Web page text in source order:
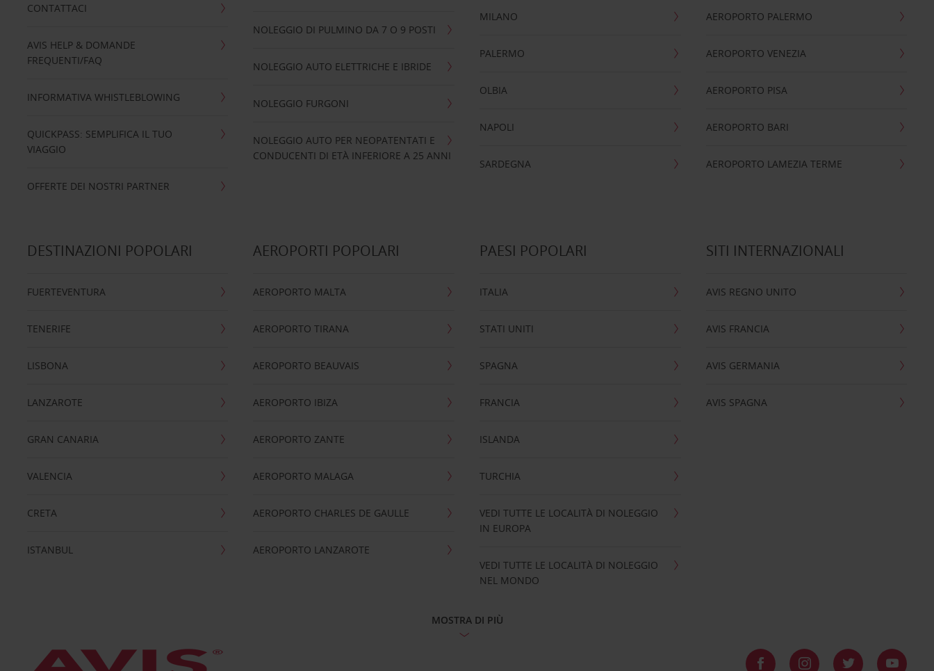
CONTATTACI
AVIS HELP & DOMANDE
FREQUENTI/FAQ
INFORMATIVA WHISTLEBLOWING
QUICKPASS: SEMPLIFICA IL TUO
VIAGGIO
OFFERTE DEI NOSTRI PARTNER
NOLEGGIO DI PULMINO DA 7 O 9 POSTI
NOLEGGIO AUTO ELETTRICHE E IBRIDE
NOLEGGIO FURGONI
NOLEGGIO AUTO PER NEOPATENTATI E
CONDUCENTI DI ETÀ INFERIORE A 25 ANNI
MILANO
PALERMO
OLBIA
NAPOLI
SARDEGNA
AEROPORTO PALERMO
AEROPORTO VENEZIA
AEROPORTO PISA
AEROPORTO BARI
AEROPORTO LAMEZIA TERME
DESTINAZIONI POPOLARI
FUERTEVENTURA
TENERIFE
LISBONA
LANZAROTE
GRAN CANARIA
VALENCIA
CRETA
ISTANBUL
AEROPORTI POPOLARI
AEROPORTO MALTA
AEROPORTO TIRANA
AEROPORTO BEAUVAIS
AEROPORTO IBIZA
AEROPORTO ZANTE
AEROPORTO MALAGA
AEROPORTO CHARLES DE GAULLE
AEROPORTO LANZAROTE
PAESI POPOLARI
ITALIA
STATI UNITI
SPAGNA
FRANCIA
ISLANDA
TURCHIA
VEDI TUTTE LE LOCALITÀ DI NOLEGGIO
IN EUROPA
VEDI TUTTE LE LOCALITÀ DI NOLEGGIO
NEL MONDO
SITI INTERNAZIONALI
AVIS REGNO UNITO
AVIS FRANCIA
AVIS GERMANIA
AVIS SPAGNA
MOSTRA DI PIÙ